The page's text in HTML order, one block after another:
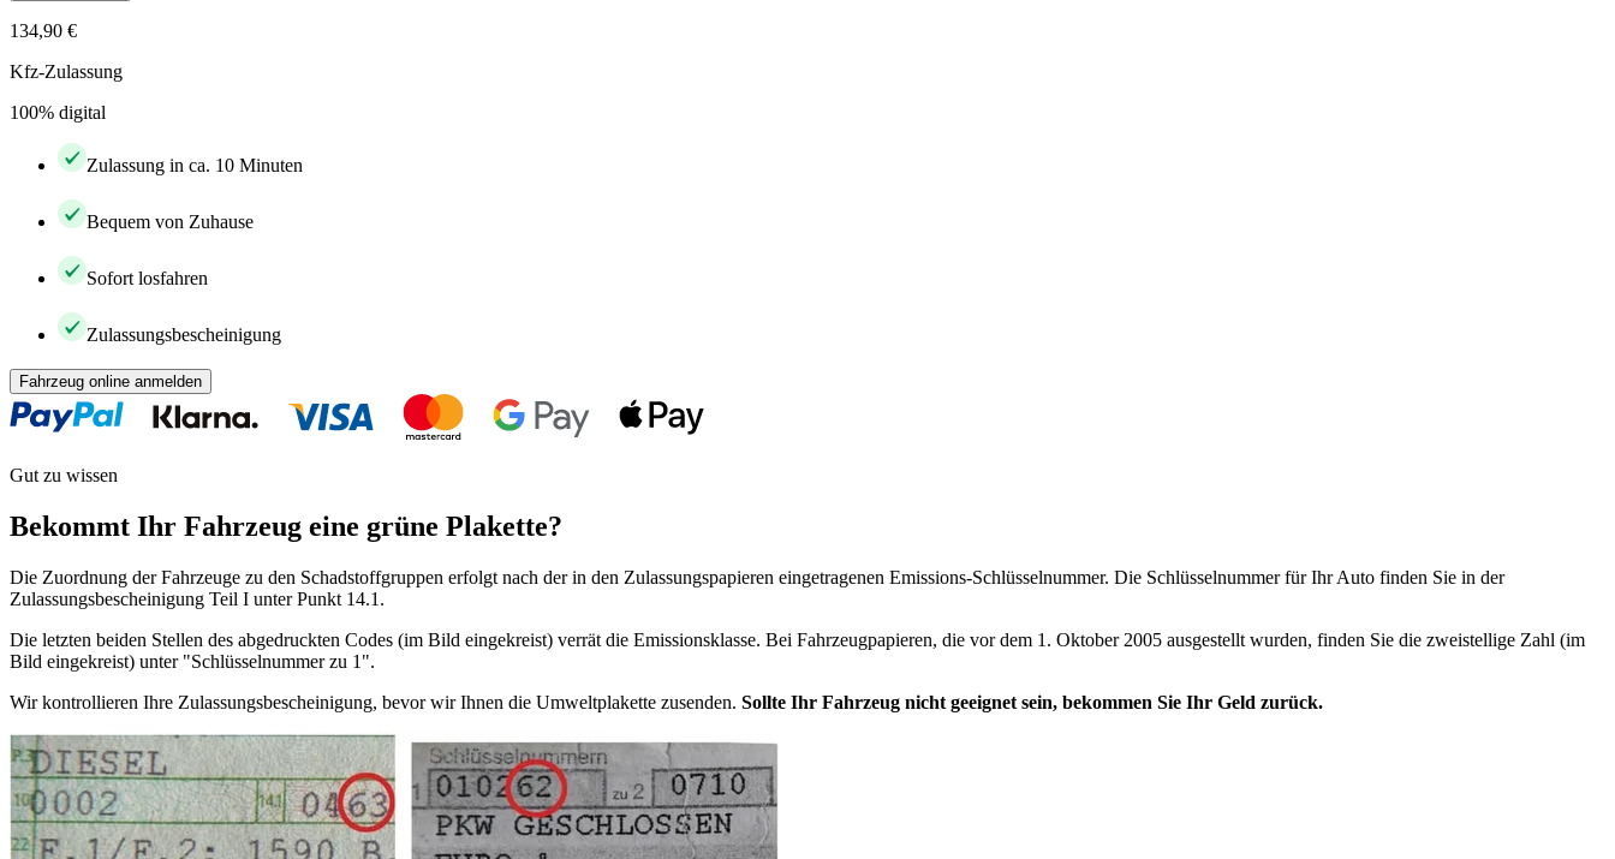
134,90 €
Kfz-Zulassung
100% digital
Zulassung in ca. 10 Minuten
Bequem von Zuhause
Sofort losfahren
Zulassungsbescheinigung
Fahrzeug online anmelden
Gut zu wissen
Bekommt Ihr Fahrzeug eine grüne Plakette?
Die Zuordnung der Fahrzeuge zu den Schadstoffgruppen erfolgt nach der in den Zulassungspapieren eingetragenen Emissions-Schlüsselnummer. Die Schlüsselnummer für Ihr Auto finden Sie in der
Zulassungsbescheinigung Teil I unter Punkt 14.1.
Die letzten beiden Stellen des abgedruckten Codes (im Bild eingekreist) verrät die Emissionsklasse. Bei Fahrzeugpapieren, die vor dem 1. Oktober 2005 ausgestellt wurden, finden Sie die zweistellige Zahl (im
Bild eingekreist) unter "Schlüsselnummer zu 1".
Wir kontrollieren Ihre Zulassungsbescheinigung, bevor wir Ihnen die Umweltplakette zusenden. Sollte Ihr Fahrzeug nicht geeignet sein, bekommen Sie Ihr Geld zurück.